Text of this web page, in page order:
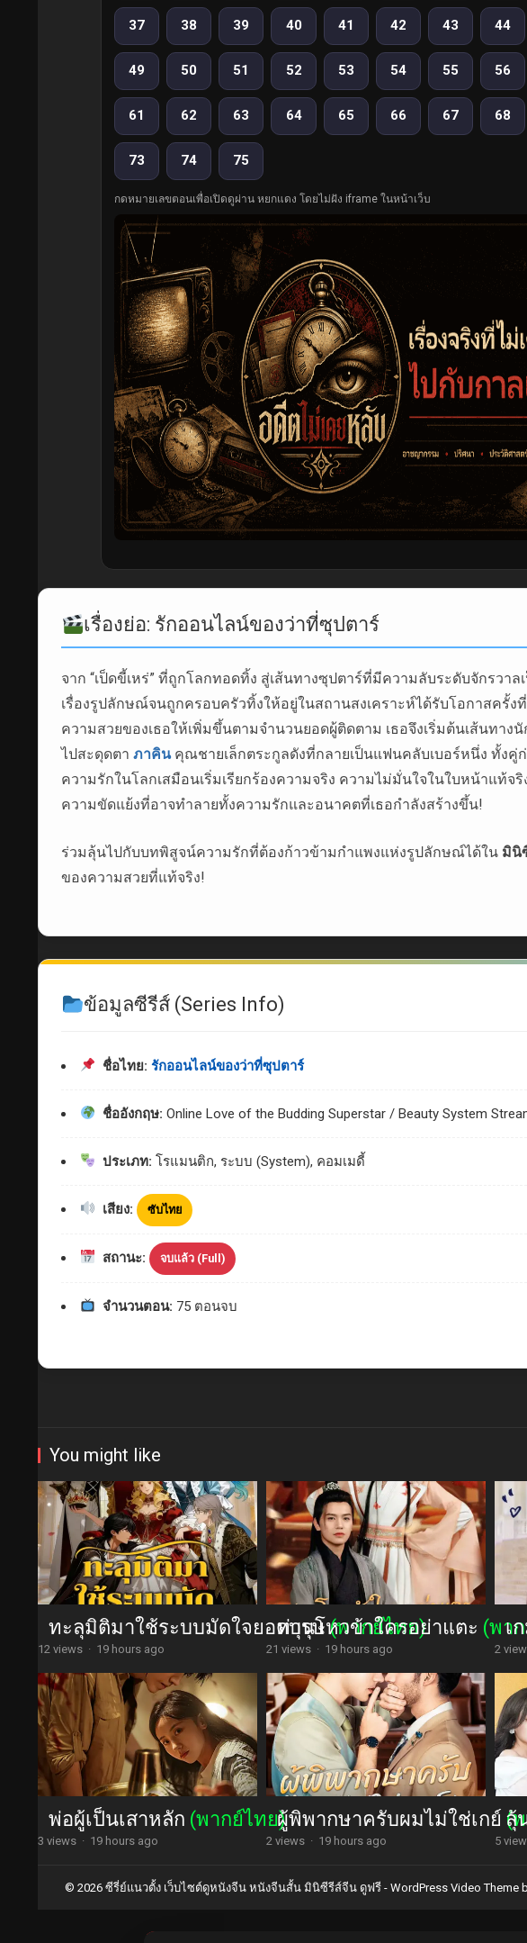
37 38 39 40 41 42 43 44
49 50 51 52 53 54 55 56
61 62 63 64 65 66 67 68
73 74 75
กดหมายเลขตอนเพื่อเปิดดูผ่าน หยกแดง โดยไม่ฝัง iframe ในหน้าเว็บ
เรื่องย่อ: รักออนไลน์ของว่าที่ซุปตาร์
จาก “เป็ดขี้เหร่” ที่ถูกโลกทอดทิ้ง สู่เส้นทางซุปตาร์ที่มีความลับระดับจักรวาล
เรื่องรูปลักษณ์จนถูกครอบครัวทิ้งให้อยู่ในสถานสงเคราะห์ได้รับโอกาสครั้งที่
ความสวยของเธอให้เพิ่มขึ้นตามจำนวนยอดผู้ติดตาม เธอจึงเริ่มต้นเส้นทา
ไปสะดุดตา ภาคินคุณชายเล็กตระกูลดังที่กลายเป็นแฟนคลับเบอร์หนึ่ง ทั้งคู่
ความรักในโลกเสมือนเริ่มเรียกร้องความจริง ความไม่มั่นใจในใบหน้าแท้
ความขัดแย้งที่อาจทำลายทั้งความรักและอนาคตที่เธอกำลังสร้างขึ้น!
ร่วมลุ้นไปกับบทพิสูจน์ความรักที่ต้องก้าวข้ามกำแพงแห่งรูปลักษณ์ได้ใน มินิ
ของความสวยที่แท้จริง!
ข้อมูลซีรีส์ (Series Info)
ชื่อไทย: รักออนไลน์ของว่าที่ซุปตาร์
ชื่ออังกฤษ: Online Love of the Budding Superstar / Beauty System
ประเภท: โรแมนติก, ระบบ (System), คอมเมดี้
เสียง: ซับไทย
สถานะ: จบแล้ว (Full)
จำนวนตอน: 75 ตอนจบ
You might like
ทะลุมิติมาใช้ระบบมัดใจยอดบุรุษ(พากย์ไทย)
12 views · 19 hours ago
ท่านโหวข้าใครอย่าแตะ (พา
21 views · 19 hours ago
เ
2
พ่อผู้เป็นเสาหลัก (พากย์ไทย)
3 views · 19 hours ago
ผู้พิพากษาครับผมไม่ใช่เกย์ (
2 views · 19 hours ago
ลุ้
5
© 2026 ซีรี่ย์แนวตั้ง เว็บไซต์ดูหนังจีน หนังจีนสั้น มินิซีรีส์จีน ดูฟรี - WordPress Video Theme